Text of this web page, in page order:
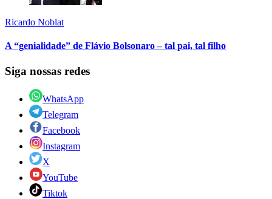
Ricardo Noblat
A “genialidade” de Flávio Bolsonaro – tal pai, tal filho
Siga nossas redes
WhatsApp
Telegram
Facebook
Instagram
X
YouTube
Tiktok